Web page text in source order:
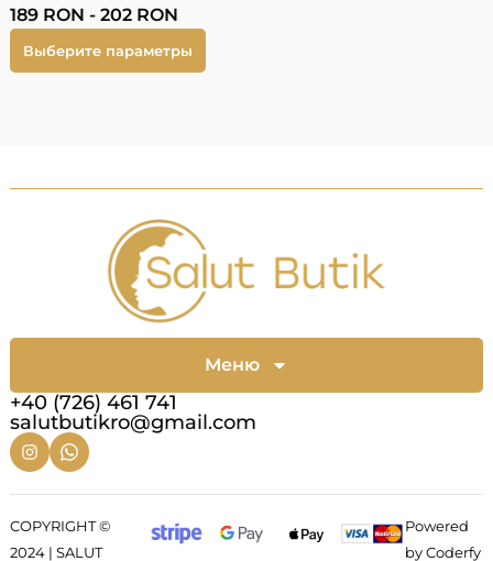
189 RON - 202 RON
Выберите параметры
+40 (726) 461 741
salutbutikro@gmail.com
Меню
COPYRIGHT ©
2024 | SALUT
Powered
by Coderfy